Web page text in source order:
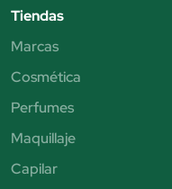
Tiendas
Marcas
Cosmética
Perfumes
Maquillaje
Capilar